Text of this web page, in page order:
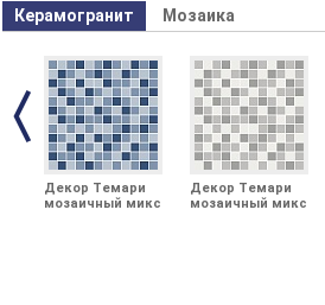
Керамогранит Мозаика
Декор Темари
мозаичный микс
Декор Темари
мозаичный микс